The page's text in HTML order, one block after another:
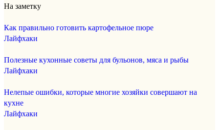
На заметку
Как правильно готовить картофельное пюре
Лайфхаки
Полезные кухонные советы для бульонов, мяса и рыбы
Лайфхаки
Нелепые ошибки, которые многие хозяйки совершают на
кухне
Лайфхаки